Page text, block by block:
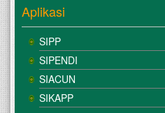
Aplikasi
SIPP
SIPENDI
SIACUN
SIKAPP